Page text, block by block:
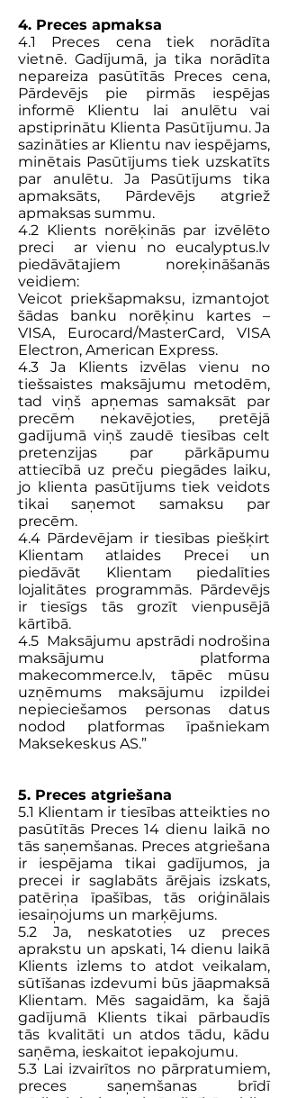
4. Preces apmaksa
4.1 Preces cena tiek norādīta
vietnē. Gadījumā, ja tika norādīta
nepareiza pasūtītās Preces cena,
Pārdevējs pie pirmās iespējas
informē Klientu lai anulētu vai
apstiprinātu Klienta Pasūtījumu. Ja
sazināties ar Klientu nav iespējams,
minētais Pasūtījums tiek uzskatīts
par anulētu. Ja Pasūtījums tika
apmaksāts, Pārdevējs atgriež
apmaksas summu.
4.2 Klients norēķinās par izvēlēto
preci ar vienu no eucalyptus.lv
piedāvātajiem noreķināšanās
veidiem:
Veicot priekšapmaksu, izmantojot
šādas banku norēķinu kartes –
VISA, Eurocard/MasterCard, VISA
Electron, American Express.
4.3 Ja Klients izvēlas vienu no
tiešsaistes maksājumu metodēm,
tad viņš apņemas samaksāt par
precēm nekavējoties, pretējā
gadījumā viņš zaudē tiesības celt
pretenzijas par pārkāpumu
attiecībā uz preču piegādes laiku,
jo klienta pasūtījums tiek veidots
tikai saņemot samaksu par
precēm.
4.4 Pārdevējam ir tiesības piešķirt
Klientam atlaides Precei un
piedāvāt Klientam piedalīties
lojalitātes programmās. Pārdevējs
ir tiesīgs tās grozīt vienpusējā
kārtībā.
4.5 Maksājumu apstrādi nodrošina
maksājumu platforma
makecommerce.lv, tāpēc mūsu
uzņēmums maksājumu izpildei
nepieciešamos personas datus
nodod platformas īpašniekam
Maksekeskus AS.”
5. Preces atgriešana
5.1 Klientam ir tiesības atteikties no
pasūtītās Preces 14 dienu laikā no
tās saņemšanas. Preces atgriešana
ir iespējama tikai gadījumos, ja
precei ir saglabāts ārējais izskats,
patēriņa īpašības, tās oriģinālais
iesaiņojums un marķējums.
5.2 Ja, neskatoties uz preces
aprakstu un apskati, 14 dienu laikā
Klients izlems to atdot veikalam,
sūtīšanas izdevumi būs jāapmaksā
Klientam. Mēs sagaidām, ka šajā
gadījumā Klients tikai pārbaudīs
tās kvalitāti un atdos tādu, kādu
saņēma, ieskaitot iepakojumu.
5.3 Lai izvairītos no pārpratumiem,
preces saņemšanas brīdī